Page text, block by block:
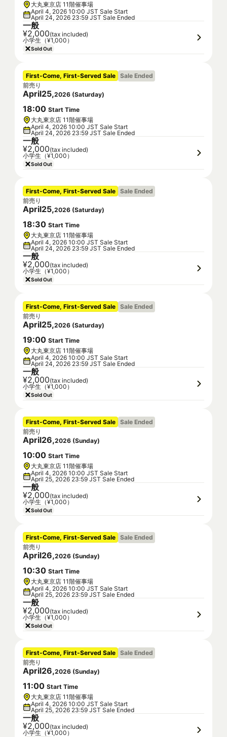
大丸東京店 11階催事場
April 4, 2026 10:00 JST Sale Start
April 24, 2026 23:59 JST Sale Ended
一般
¥2,000(tax included)
小学生（¥1,000）
Sold Out
First-Come, First-Served Sale Sale Ended
前売り
April25,2026 (Saturday)
18:00 Start Time
大丸東京店 11階催事場
April 4, 2026 10:00 JST Sale Start
April 24, 2026 23:59 JST Sale Ended
一般
¥2,000(tax included)
小学生（¥1,000）
Sold Out
First-Come, First-Served Sale Sale Ended
前売り
April25,2026 (Saturday)
18:30 Start Time
大丸東京店 11階催事場
April 4, 2026 10:00 JST Sale Start
April 24, 2026 23:59 JST Sale Ended
一般
¥2,000(tax included)
小学生（¥1,000）
Sold Out
First-Come, First-Served Sale Sale Ended
前売り
April25,2026 (Saturday)
19:00 Start Time
大丸東京店 11階催事場
April 4, 2026 10:00 JST Sale Start
April 24, 2026 23:59 JST Sale Ended
一般
¥2,000(tax included)
小学生（¥1,000）
Sold Out
First-Come, First-Served Sale Sale Ended
前売り
April26,2026 (Sunday)
10:00 Start Time
大丸東京店 11階催事場
April 4, 2026 10:00 JST Sale Start
April 25, 2026 23:59 JST Sale Ended
一般
¥2,000(tax included)
小学生（¥1,000）
Sold Out
First-Come, First-Served Sale Sale Ended
前売り
April26,2026 (Sunday)
10:30 Start Time
大丸東京店 11階催事場
April 4, 2026 10:00 JST Sale Start
April 25, 2026 23:59 JST Sale Ended
一般
¥2,000(tax included)
小学生（¥1,000）
Sold Out
First-Come, First-Served Sale Sale Ended
前売り
April26,2026 (Sunday)
11:00 Start Time
大丸東京店 11階催事場
April 4, 2026 10:00 JST Sale Start
April 25, 2026 23:59 JST Sale Ended
一般
¥2,000(tax included)
小学生（¥1,000）